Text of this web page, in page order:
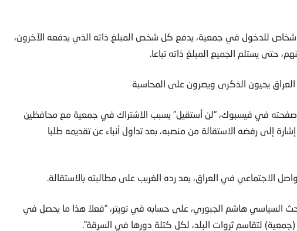
للدخول في جمعية، يدفع كل شخص المبلغ ذاته الذي يدفعه الآخرون،
حتى يستلم الجميع المبلغ ذاته تباعا.
يحيون الذكرى ويصرون على المحاسبة
في فيسبوك، “لن أستقيل” بسبب الاشتراك في جمعية مع محافظين
إلى رفضه الاستقالة من منصبه، بعد تداول أنباء عن تقديمه طلبا
الاجتماعي في العراق، بعد رده الغريب على مطالبته بالاستقالة.
السياسي هاشم الجبوري، على حسابه في تويتر، “فعلا هذا ما يحصل في
لتقاسم ثروات البلد، لكل كتلة دورها في السرقة”.